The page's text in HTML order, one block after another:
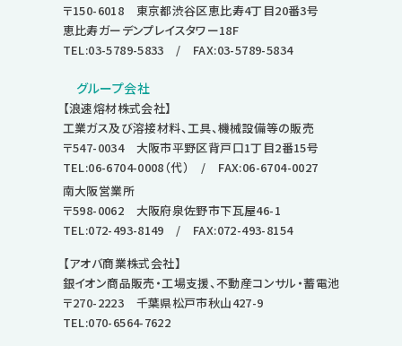
〒150-6018 東京都渋谷区恵比寿4丁目20番3号
恵比寿ガーデンプレイスタワー18F
TEL:03-5789-5833 / FAX:03-5789-5834
グループ会社
【浪速熔材株式会社】
工業ガス及び溶接材料、工具、機械設備等の販売
〒547-0034 大阪市平野区背戸口1丁目2番15号
TEL:06-6704-0008 （代） / FAX:06-6704-0027
南大阪営業所
〒598-0062 大阪府泉佐野市下瓦屋46-1
TEL:072-493-8149 / FAX:072-493-8154
【アオバ商業株式会社】
銀イオン商品販売・工場支援、不動産コンサル・蓄電池
〒270-2223 千葉県松戸市秋山427-9
TEL:070-6564-7622